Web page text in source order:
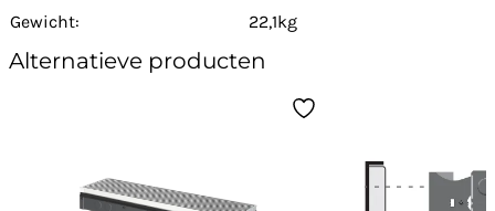
Gewicht: 22,1kg
Alternatieve producten